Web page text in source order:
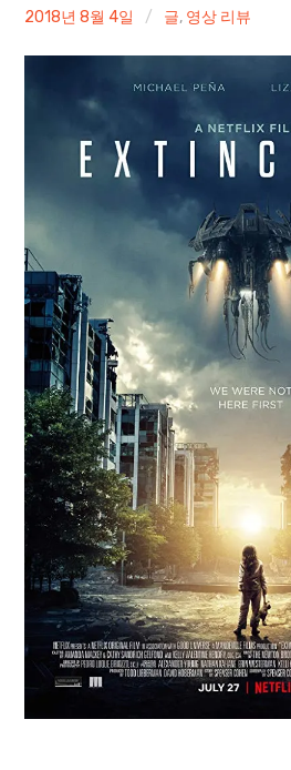
Plebby Quest: The Crusades
Paper Star Fighters
Homemade Studio
Blender Training
English
irene
2018년 8월 4일 글, 영상 리뷰